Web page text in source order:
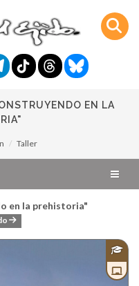
EN LA
Taller
en la prehistoria"